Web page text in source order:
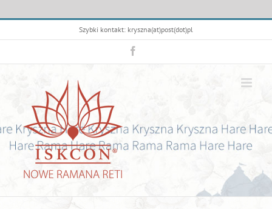
Przejdź
Szybki kontakt: kryszna(at)post(dot)pl